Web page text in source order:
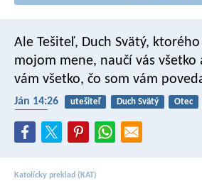
Ale Tešiteľ, Duch Svätý,
mojom mene, naučí vás
vám všetko, čo som vám
Ján 14:26 utešiteľ Duch Svätý Otec
Katolícky preklad (KAT)